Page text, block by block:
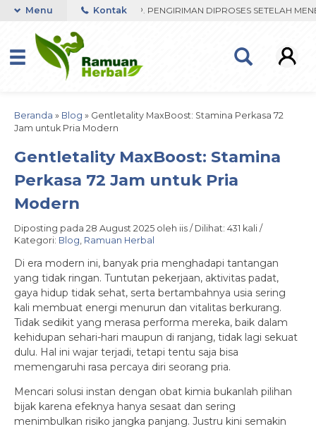
ORDER VIA WHATSAPP. PENGIRIMAN DIPROSES SETELAH
Menu Kontak
Beranda » Blog » Gentletality MaxBoost: Stamina Perkasa 72
Jam untuk Pria Modern
Gentletality MaxBoost: Stamina
Perkasa 72 Jam untuk Pria
Modern
Diposting pada 28 August 2025 oleh iis / Dilihat: 431 kali /
Kategori: Blog, Ramuan Herbal
Di era modern ini, banyak pria menghadapi tantangan
yang tidak ringan. Tuntutan pekerjaan, aktivitas padat,
gaya hidup tidak sehat, serta bertambahnya usia sering
kali membuat energi menurun dan vitalitas berkurang.
Tidak sedikit yang merasa performa mereka, baik dalam
kehidupan sehari-hari maupun di ranjang, tidak lagi sekuat
dulu. Hal ini wajar terjadi, tetapi tentu saja bisa
memengaruhi rasa percaya diri seorang pria.
Mencari solusi instan dengan obat kimia bukanlah pilihan
bijak karena efeknya hanya sesaat dan sering
menimbulkan risiko jangka panjang. Justru kini semakin